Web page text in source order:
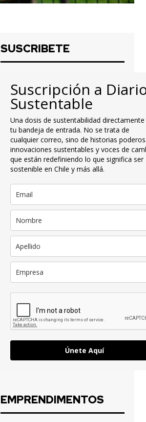
SUSCRIBETE
Suscripción a
Sustentable
Una dosis de sustentabilidad
tu bandeja de entrada. No se trata de
cualquier correo, sino de historias
innovaciones sustentables y voces de
que están redefiniendo lo que significa ser
sostenible en Chile y más allá.
Únete Aquí
EMPRENDIMENTOS